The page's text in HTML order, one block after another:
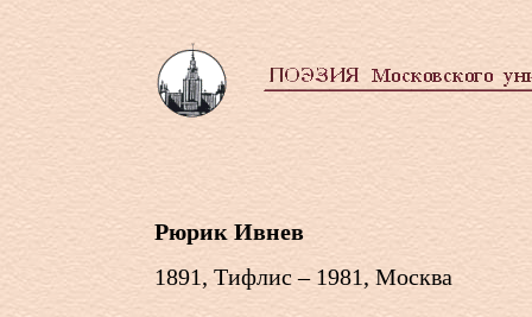
Рюрик Ивнев
1891, Тифлис – 1981, Москва